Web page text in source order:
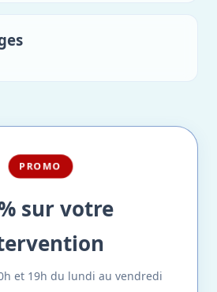
PROMO
sur votre
et 19h du lundi au vendredi